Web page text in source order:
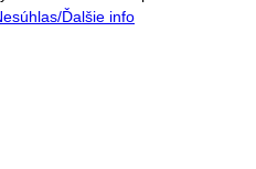
Ďalšie info